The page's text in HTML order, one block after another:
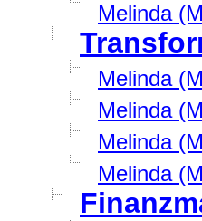
Melinda
Melinda
Melinda
Melinda
Melinda